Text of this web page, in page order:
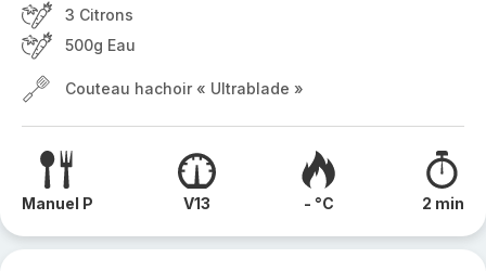
3 Citrons
500g Eau
Couteau hachoir « Ultrablade »
Manuel P V13 - °C 2 min